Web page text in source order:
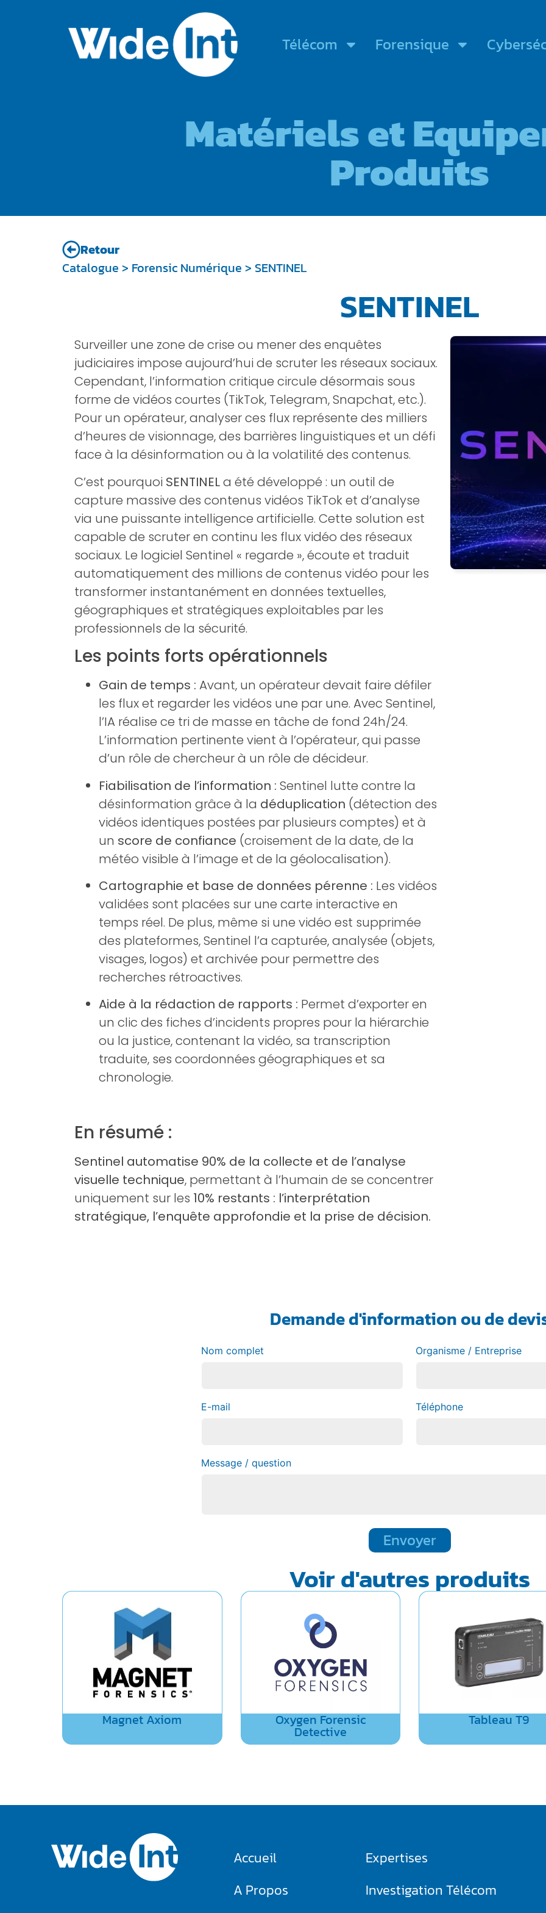
Télécom Forensique
Matériels et
Produits
Retour
Catalogue > Forensic Numérique > SENTINEL
SENTINEL
Surveiller une zone de crise ou mener des enquêtes
judiciaires impose aujourd’hui de scruter les réseaux sociaux.
Cependant, l’information critique circule désormais sous
forme de vidéos courtes (TikTok, Telegram, Snapchat, etc.).
Pour un opérateur, analyser ces flux représente des milliers
d’heures de visionnage, des barrières linguistiques et un défi
face à la désinformation ou à la volatilité des contenus.
C’est pourquoi SENTINELa été développé : un outil de
capture massive des contenus vidéos TikTok et d’analyse
via une puissante intelligence artificielle. Cette solution est
capable de scruter en continu les flux vidéo des réseaux
sociaux. Le logiciel Sentinel « regarde », écoute et traduit
automatiquement des millions de contenus vidéo pour les
transformer instantanément en données textuelles,
géographiques et stratégiques exploitables par les
professionnels de la sécurité.
Les points forts opérationnels
Gain de temps : Avant, un opérateur devait faire défiler
les flux et regarder les vidéos une par une. Avec Sentinel,
l’IA réalise ce tri de masse en tâche de fond 24h/24.
L’information pertinente vient à l’opérateur, qui passe
d’un rôle de chercheur à un rôle de décideur.
Fiabilisation de l’information : Sentinel lutte contre la
désinformation grâce à la déduplication (détection des
vidéos identiques postées par plusieurs comptes) et à
un score de confiance (croisement de la date, de la
météo visible à l’image et de la géolocalisation).
Cartographie et base de données pérenne : Les vidéos
validées sont placées sur une carte interactive en
temps réel. De plus, même si une vidéo est supprimée
des plateformes, Sentinel l’a capturée, analysée (objets,
visages, logos) et archivée pour permettre des
recherches rétroactives.
Aide à la rédaction de rapports : Permet d’exporter en
un clic des fiches d’incidents propres pour la hiérarchie
ou la justice, contenant la vidéo, sa transcription
traduite, ses coordonnées géographiques et sa
chronologie.
En résumé :
Sentinel automatise 90% de la collecte et de l’analyse
visuelle technique, permettant à l’humain de se concentrer
uniquement sur les 10% restants : l’interprétation
stratégique, l’enquête approfondie et la prise de décision.
Demande d'information ou de
Nom complet Organisme / Entreprise
E-mail Téléphone
Message / question
Envoyer
Voir d'autres produits
Magnet Axiom Oxygen Forensic
Detective
Tableau T9
Accueil
A Propos
Expertises
Investigation Télécom​